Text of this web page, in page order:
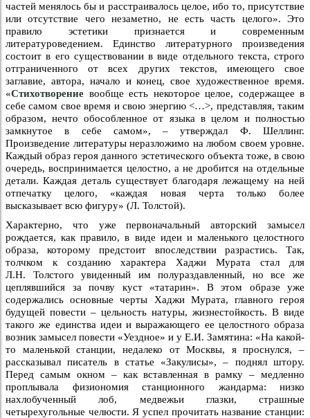
частей менялось бы и расстраивалось целое, ибо то, присутствие
или отсутствие чего незаметно, не есть часть целого». Это
правило эстетики признается и современным
литературоведением. Единство литературного произведения
состоит в его существовании в виде отдельного текста, строго
отграниченного от всех других текстов, имеющего свое
заглавие, автора, начало и конец, свое художественное время.
«Стихотворение вообще есть некоторое целое, содержащее в
себе самом свое время и свою энергию <…>, представляя, таким
образом, нечто обособленное от языка в целом и полностью
замкнутое в себе самом», – утверждал Ф. Шеллинг.
Произведение литературы неразложимо на любом своем уровне.
Каждый образ героя данного эстетического объекта тоже, в свою
очередь, воспринимается целостно, а не дробится на отдельные
детали. Каждая деталь существует благодаря лежащему на ней
отпечатку целого, «каждая новая черта только более
высказывает всю фигуру» (Л. Толстой).
Характерно, что уже первоначальный авторский замысел
рождается, как правило, в виде идеи и маленького целостного
образа, которому предстоит впоследствии разрастись. Так,
толчком к созданию характера Хаджи Мурата стал для
Л.Н. Толстого увиденный им полураздавленный, но все же
цеплявшийся за почву куст «татарин». В этом образе уже
содержались основные черты Хаджи Мурата, главного героя
будущей повести – цельность натуры, жизнестойкость. В виде
такого же единства идеи и выражающего ее целостного образа
возник замысел повести «Уездное» и у Е.И. Замятина: «На какой-
то маленькой станции, недалеко от Москвы, я проснулся, –
рассказывал писатель в статье «Закулисы», – поднял штору.
Перед самым окном – как вставленная в рамку – медленно
проплывала физиономия станционного жандарма: низко
нахлобученный лоб, медвежьи глазки, страшные
четырехугольные челюсти. Я успел прочитать название станции: